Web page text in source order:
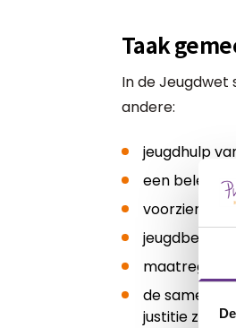
Taak
In de
andere:
jeugdhulp
een
maatregelen
de
justitie